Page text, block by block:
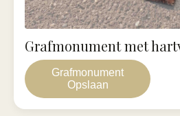
Grafmonument
Opslaan
Grafmonument met